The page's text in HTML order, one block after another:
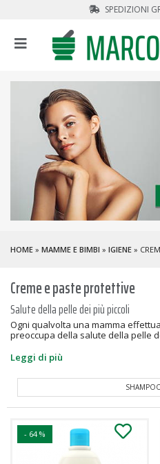
SPEDIZIONI
HOME » MAMME E BIMBI » IGIENE »
Creme e paste protettive
Salute della pelle dei più piccoli
Ogni qualvolta una mamma
preoccupa della salute della pelle
Leggi di più
- 64 %